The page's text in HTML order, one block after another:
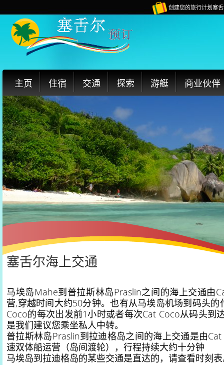
创建您的旅行计划塞
主页 住宿 交通 探索 游艇 商业伙伴
塞舌尔海上交通
马埃岛Mahe到普拉斯林岛Praslin之间的海上交通由
营,穿越时间大约50分钟。也有从马埃岛机场到码头的
Coco的每次出发前1小时或者每次Cat Coco从码头到
是我们建议您乘坐私人中转。
普拉斯林岛Praslin到拉迪格岛之间的海上交通是由
速双体船运营（岛间渡轮），行程持续大约十分钟
马埃岛到拉迪格岛的某些交通是直达的，请查看时刻